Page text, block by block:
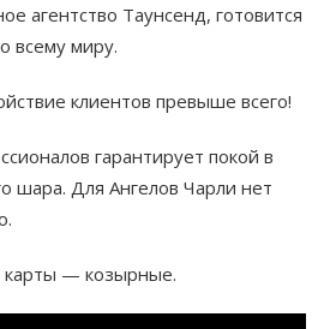
агентство Таунсенд, готовится
всему миру.
клиентов превыше всего!
гарантирует покой в
шара. Для Ангелов Чарли нет
карты — козырные.